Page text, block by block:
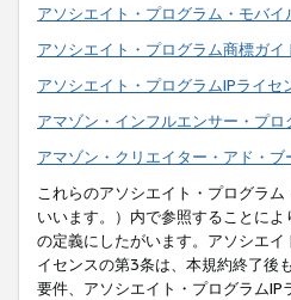
アソシエイト・プログラム・モバ
アソシエイト・プログラム商標ガイ
アソシエイト・プログラムIPライセ
アマゾン・インフルエンサー・プロ
アマゾン・クリエイター・アド・
これらのアソシエイト・プログラム
いいます。）内で参照することに
の定義にしたがいます。アソシエ
イセンスの第3条は、本規約終了後
要件、アソシエイト・プログラム